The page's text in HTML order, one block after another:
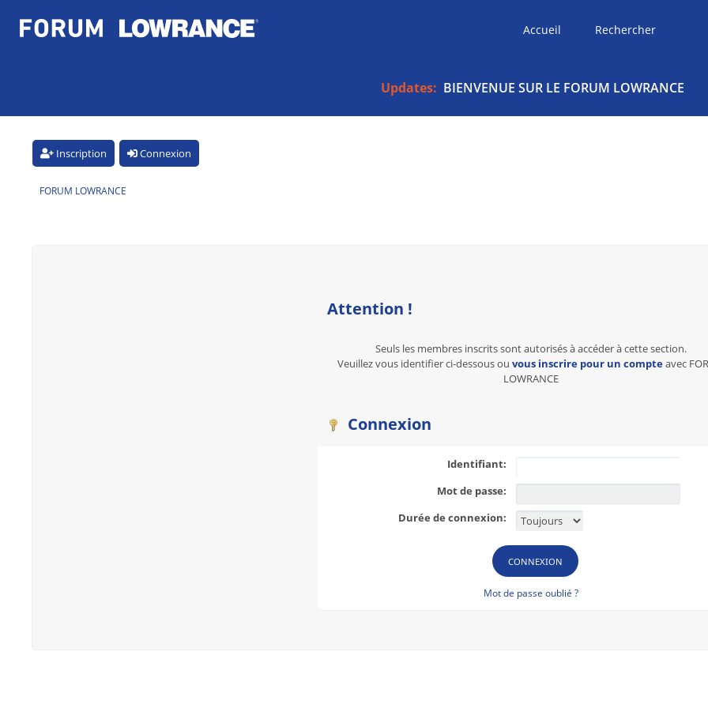
Accueil Rechercher
Updates: BIENVENUE SUR LE FORUM LOWRANCE
Inscription Connexion
FORUM LOWRANCE
Attention !
Seuls les membres inscrits sont autorisés à accéder à cette section.
Veuillez vous identifier ci-dessous ou vous inscrire pour un compteavec
LOWRANCE
Connexion
Identifiant:
Mot de passe:
Durée de connexion:
Mot de passe oublié ?